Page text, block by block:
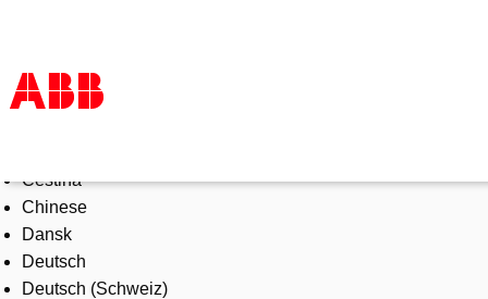
Products & Solutions
Industries
Services
About us
Where to buy
Čeština
Chinese
Dansk
Deutsch
Deutsch (Schweiz)